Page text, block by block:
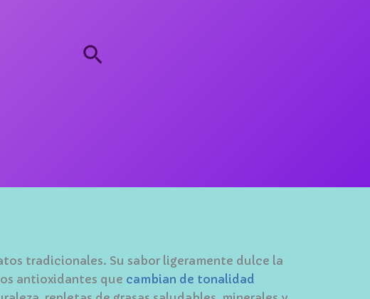
Buscar
tradicionales. Su sabor ligeramente dulce la
antioxidantes que cambian de tonalidad